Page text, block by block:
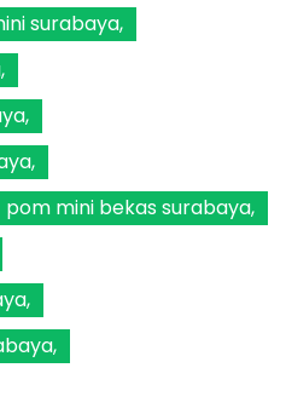
surabaya
pom mini bekas surabaya